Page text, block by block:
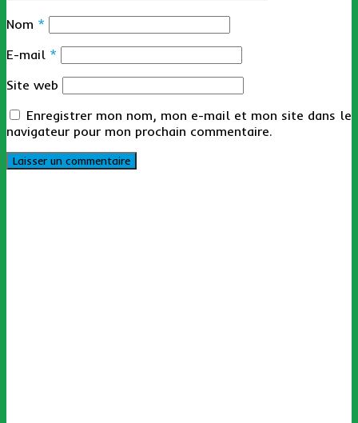
Nom *
E-mail *
Site web
Enregistrer mon nom, mon e-mail et mon site dans le
navigateur pour mon prochain commentaire.